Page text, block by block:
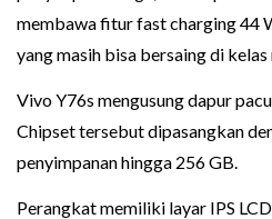
membawa fitur fast charging 44
yang masih bisa bersaing di kelas
Vivo Y76s mengusung dapur
Chipset tersebut dipasangkan
penyimpanan hingga 256 GB.
Perangkat memiliki layar IPS